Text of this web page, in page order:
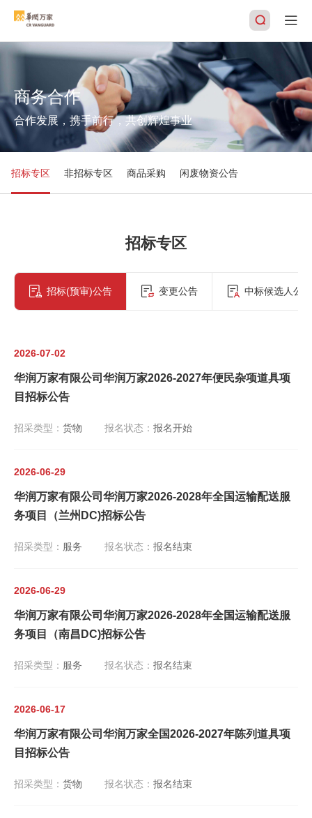
搜索
商务合作
合作发展，携手前行，共创辉煌事业
招标专区 非招标专区 商品采购 闲废物资公告
招标专区
招标(预审)公告 变更公告 中标候选人公示
2026-07-02
华润万家有限公司华润万家2026-2027年便民杂项道具项
目招标公告
招采类型： 货物 报名状态： 报名开始
2026-06-29
华润万家有限公司华润万家2026-2028年全国运输配送服
务项目（兰州DC)招标公告
招采类型： 服务 报名状态： 报名结束
2026-06-29
华润万家有限公司华润万家2026-2028年全国运输配送服
务项目（南昌DC)招标公告
招采类型： 服务 报名状态： 报名结束
2026-06-17
华润万家有限公司华润万家全国2026-2027年陈列道具项
目招标公告
招采类型： 货物 报名状态： 报名结束